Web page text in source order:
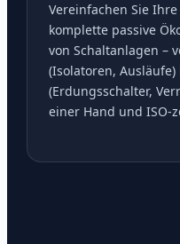
Vereinfachen Sie
komplette passive
von Schaltanlagen –
(Isolatoren,
(Erdungsschalter,
einer Hand und ISO-